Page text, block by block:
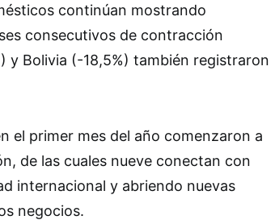
continúan mostrando
consecutivos de contracción
y Bolivia (-18,5%) también registraron
el primer mes del año comenzaron a
de las cuales nueve conectan con
internacional y abriendo nuevas
negocios.